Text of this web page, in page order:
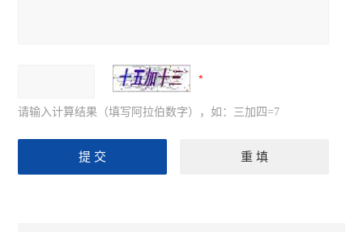
请输入计算结果（填写阿拉伯数字），如：三加四=7